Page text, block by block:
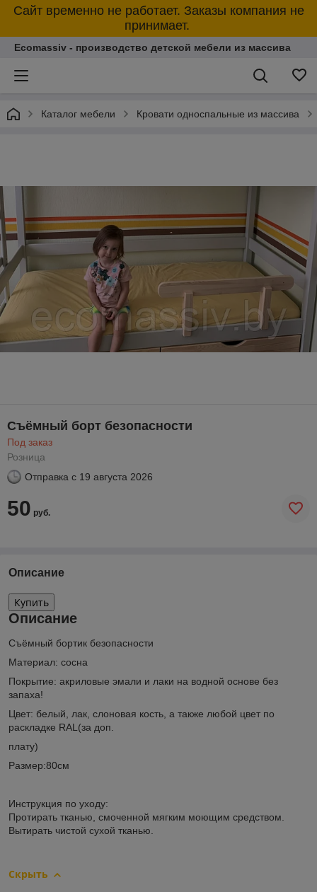
Сайт временно не работает. Заказы компания не
принимает.
Ecomassiv - производство детской мебели из массива
Каталог мебели Кровати односпальные из массива
Съёмный борт безопасности
Под заказ
Розница
Отправка с 19 августа 2026
50 руб.
Описание
Купить
Описание
Съёмный бортик безопасности
Материал: сосна
Покрытие: акриловые эмали и лаки на водной основе без
запаха!
Цвет: белый, лак, слоновая кость, а также любой цвет по
раскладке RAL(за доп.
плату)
Размер:80см
Инструкция по уходу:
Протирать тканью, смоченной мягким моющим средством.
Вытирать чистой сухой тканью.
Скрыть